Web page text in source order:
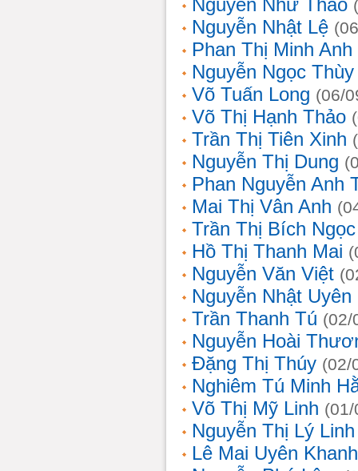
Nguyễn Như Thảo
Nguyễn Nhật Lệ
Phan Thị Minh Anh
Nguyễn Ngọc
Võ Tuấn Long (06/
Võ Thị Hạnh Thảo
Trần Thị Tiên Xinh
Nguyễn Thị Dung
Phan Nguyễn Anh
Mai Thị Vân Anh
Trần Thị Bích Ngọc
Hồ Thị Thanh Mai
Nguyễn Văn Việt
Nguyễn Nhật Uyên
Trần Thanh Tú (02/
Nguyễn Hoài
Đặng Thị Thúy (02/
Nghiêm Tú Minh
Võ Thị Mỹ Linh
Nguyễn Thị Lý Linh
Lê Mai Uyên Khanh